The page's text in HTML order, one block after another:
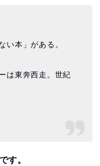
い本」がある。
は東奔西走。世紀
す。